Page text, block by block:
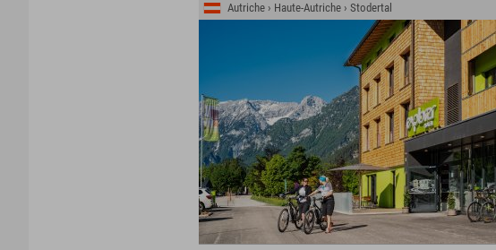
Autriche › Haute-Autriche › Stodertal